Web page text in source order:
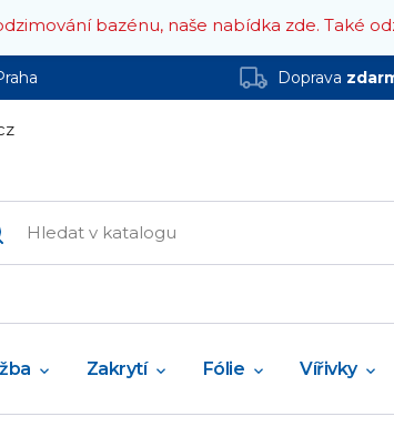
bazénu, naše nabídka zde. Také
Doprava
Zakrytí Fólie Vířivky